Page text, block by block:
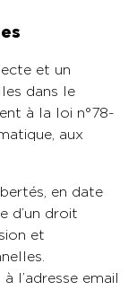
et un
dans le
à la loi n°78-
aux
en date
d’un droit
et
l’adresse email